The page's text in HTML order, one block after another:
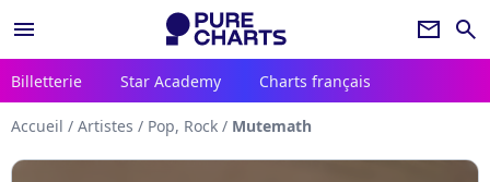
menu newsletter search
Billetterie Star Academy Charts français
Accueil / Artistes / Pop, Rock / Mutemath